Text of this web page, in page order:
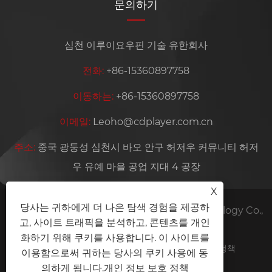
문의하기
심천 이루이요우핀 기술 유한회사
전화: +86-15360897758
이동하는: +86-15360897758
이메일: Leoho@cdplayer.com.cn
주소: 중국 광둥성 심천시 바오 안구 허저우 커뮤니티 허저
우 유예 마을 공업 지대 4 공장
저작권 © 2026 Shenzhen Yiruiyoupin Technology Co.,
Ltd. 판권 소유.
Links Sitemap RSS XML 개인 정보 보호 정책
X
당사는 귀하에게 더 나은 탐색 경험을 제공하
고, 사이트 트래픽을 분석하고, 콘텐츠를 개인
화하기 위해 쿠키를 사용합니다. 이 사이트를
이용함으로써 귀하는 당사의 쿠키 사용에 동
의하게 됩니다.개인 정보 보호 정책